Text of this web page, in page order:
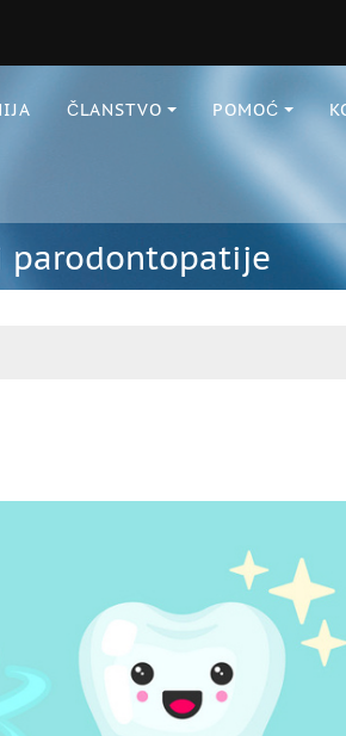
ČLANSTVO POMOĆ
parodontopatije